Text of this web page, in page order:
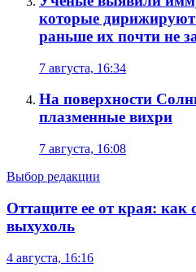
которые
раньше их почти не
7 августа, 16:34
На поверхности
плазменные вихри
7 августа, 16:08
Выбор редакции
Оттащите ее от края: как
выхухоль
4 августа, 16:16